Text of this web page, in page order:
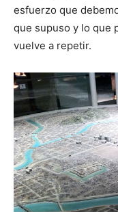
esfuerzo que
que supuso y lo que
vuelve a repetir.